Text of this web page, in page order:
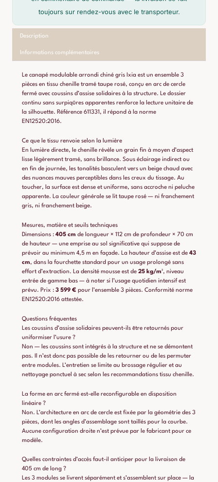
toujours sur rendez-vous avec le transporteur.
Description
Informations complémentaires
Le canapé modulable arrondi chiné gris Ixia est un ensemble 3
pièces en tissu chenille tramé taupe rosé, conçu en arc de cercle
fermé avec coussins d’assise solidaires à la structure. Le dossier
continu sans surpiqûres apparentes renforce la lecture unitaire de
la silhouette. Référence 611331, il répond à la norme
EN12520:2016.
Ce que le tissu renvoie selon la lumière
En lumière directe, le chenille révèle un grain fin à moyen d’aspect
lisse légèrement tramé, sans brillance. Sous éclairage indirect ou
en fin de journée, les tonalités basculent vers un beige chaud avec
des nuances mauves perceptibles dans les creux du tissage. Au
toucher, la surface est dense et uniforme, sans accroche ni peluche
apparente. La couleur générale se lit taupe rosé — ni franchement
gris, ni franchement beige.
Mesures, matière et seuils techniques
Dimensions : 405 cm de longueur × 112 cm de profondeur × 70 cm
de hauteur — une emprise au sol significative qui suppose de
prévoir au minimum 4,5 m en façade. La hauteur d’assise est de 43
cm, dans la fourchette standard pour un usage prolongé sans
effort d’extraction. La densité mousse est de 25 kg/m³, niveau
entrée de gamme bas — à noter si l’usage quotidien intensif est
prévu. Prix : 3 599 € pour l’ensemble 3 pièces. Conformité norme
EN12520:2016 attestée.
Questions fréquentes
Les coussins d’assise solidaires peuvent-ils être retournés pour
uniformiser l’usure ?
Non — les coussins sont intégrés à la structure et ne se démontent
pas. Il n’est donc pas possible de les retourner ou de les permuter
entre modules. L’entretien se limite au brossage régulier et au
nettoyage ponctuel à sec selon les recommandations tissu chenille.
La forme en arc fermé est-elle reconfigurable en disposition
linéaire ?
Non. L’architecture en arc de cercle est fixée par la géométrie des 3
pièces, dont les angles d’assemblage sont taillés pour la courbe.
Aucune configuration droite n’est prévue par le fabricant pour ce
modèle.
Quelles contraintes d’accès faut-il anticiper pour la livraison de
405 cm de long ?
Les 3 modules se livrent séparément et s’assemblent sur place — la